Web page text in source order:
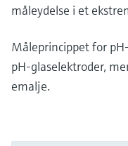
måleydelse i et
Måleprincippet for
pH-glaselektroder,
emalje.